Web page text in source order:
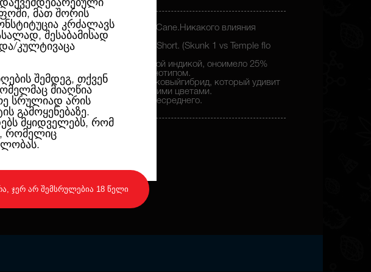
მათ შორის
კრძალავს
შესაბამისად
კულტივაცა
შემდეგ, თქვენ
მიაღწია
სრულიად არის
გამოყენებაზე.
მყიდველებს, რომ
რომელიც
ჯერ არ შემსრულებია 18 წელი
Cheeseberry Рaze,но без Lady Cane.Никакого влияния
сладость.
vsмужской куст Blueberryот DJ Short. (Skunk 1 vs Temple flo
растение Blueberry не было чистой индикой, оноимело 25%
его наиболее интересным фенотипом.
быстроцветущий (8-9 недель) сканковыйгибрид, который удивит
и лавандово-красным и синими цветами.
фантастический, а урожай - вышесреднего.
сетях: